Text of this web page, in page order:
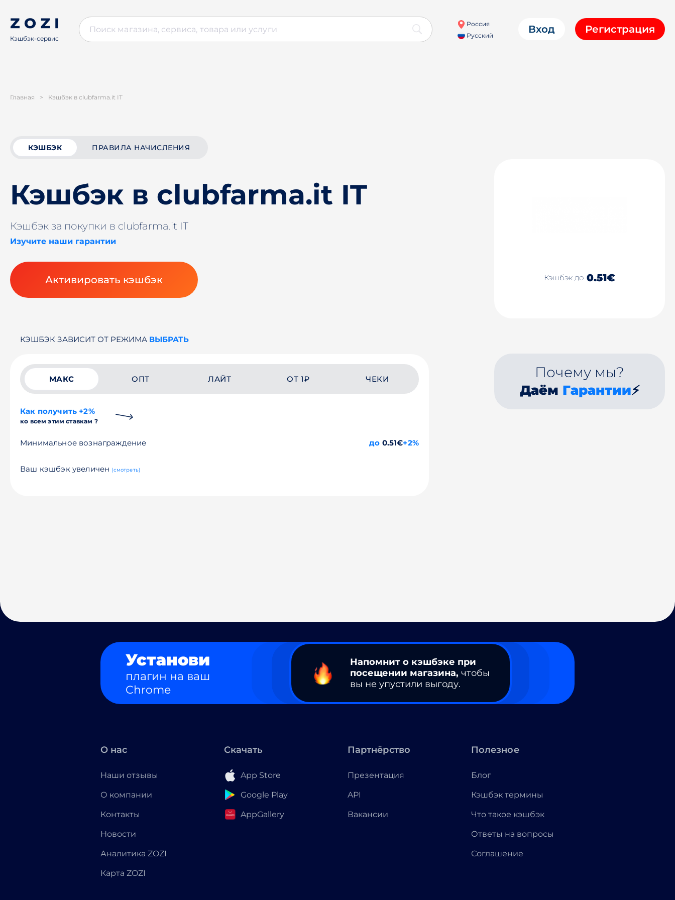
Кэшбэк-сервис
Россия
Русский
Вход Регистрация
Главная > Кэшбэк в clubfarma.it IT
КЭШБЭК ПРАВИЛА НАЧИСЛЕНИЯ
Кэшбэк в clubfarma.it IT
Кэшбэк за покупки в clubfarma.it IT
Изучите наши гарантии
Активировать кэшбэк Кэшбэк до 0.51€
КЭШБЭК ЗАВИСИТ ОТ РЕЖИМА ВЫБРАТЬ
МАКС ОПТ ЛАЙТ ОТ 1₽ ЧЕКИ
Как получить +2%
ко всем этим ставкам ?
Минимальное вознаграждение до 0.51€+2%
Ваш кэшбэк увеличен (смотреть)
Почему мы?
Даём Гарантии⚡
Установи
плагин на ваш
Chrome
Напомнит о кэшбэке при
посещении магазина, чтобы
вы не упустили выгоду.
О нас
Наши отзывы
О компании
Контакты
Новости
Аналитика ZOZI
Карта ZOZI
Скачать
App Store
Google Play
AppGallery
Партнёрство
Презентация
API
Вакансии
Полезное
Блог
Кэшбэк термины
Что такое кэшбэк
Ответы на вопросы
Соглашение